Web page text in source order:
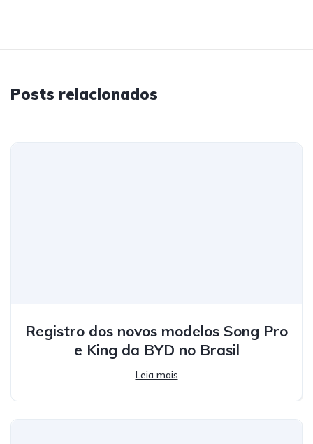
Posts relacionados
Registro dos novos modelos Song Pro
e King da BYD no Brasil
Leia mais